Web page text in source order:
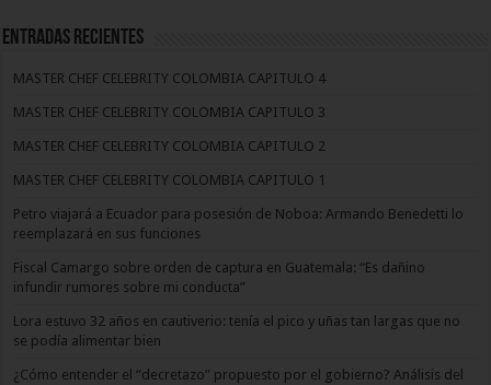
Entradas recientes
MASTER CHEF CELEBRITY COLOMBIA CAPITULO 4
MASTER CHEF CELEBRITY COLOMBIA CAPITULO 3
MASTER CHEF CELEBRITY COLOMBIA CAPITULO 2
MASTER CHEF CELEBRITY COLOMBIA CAPITULO 1
Petro viajará a Ecuador para posesión de Noboa: Armando Benedetti lo
reemplazará en sus funciones
Fiscal Camargo sobre orden de captura en Guatemala: “Es dañino
infundir rumores sobre mi conducta”
Lora estuvo 32 años en cautiverio: tenía el pico y uñas tan largas que no
se podía alimentar bien
¿Cómo entender el “decretazo” propuesto por el gobierno? Análisis del